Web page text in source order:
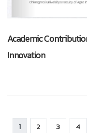
Academic
Innovation
1 2 3 4